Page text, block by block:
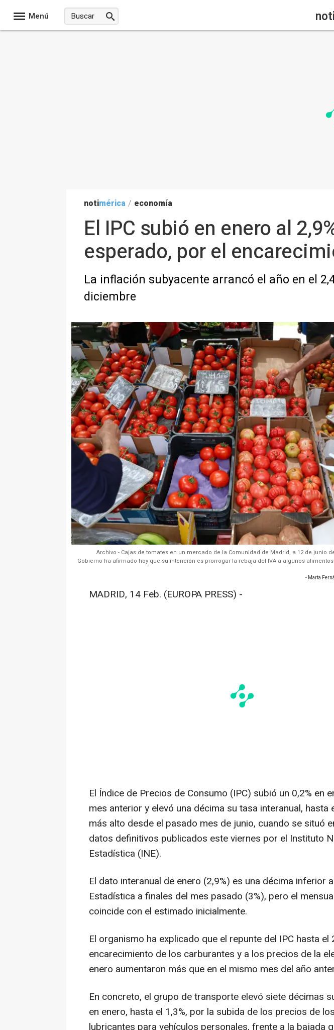
Menú noti
notimérica / economía
El IPC subió en enero al
esperado, por el
La inflación subyacente arrancó el año en el
diciembre
Archivo - Cajas de tomates en un mercado de la Comunidad de Madrid, a 12 de junio
Gobierno ha afirmado hoy que su intención es prorrogar la rebaja del IVA a algunos
- Marta
MADRID, 14 Feb. (EUROPA PRESS) -
El Índice de Precios de Consumo (IPC) subió un 0,2% en
mes anterior y elevó una décima su tasa interanual, hasta
más alto desde el pasado mes de junio, cuando se situó
datos definitivos publicados este viernes por el Instituto
Estadística (INE).
El dato interanual de enero (2,9%) es una décima inferior
Estadística a finales del mes pasado (3%), pero el
coincide con el estimado inicialmente.
El organismo ha explicado que el repunte del IPC hasta el
encarecimiento de los carburantes y a los precios de la
enero aumentaron más que en el mismo mes del año
En concreto, el grupo de transporte elevó siete décimas
en enero, hasta el 1,3%, por la subida de los precios de